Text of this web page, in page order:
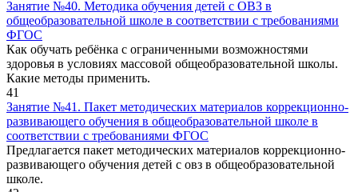
Занятие №40. Методика обучения детей с ОВЗ в
общеобразовательной школе в соответствии с требованиями
ФГОС
Как обучать ребёнка с ограниченными возможностями
здоровья в условиях массовой общеобразовательной школы.
Какие методы применить.
41
Занятие №41. Пакет методических материалов коррекционно-
развивающего обучения в общеобразовательной школе в
соответствии с требованиями ФГОС
Предлагается пакет методических материалов коррекционно-
развивающего обучения детей с овз в общеобразовательной
школе.